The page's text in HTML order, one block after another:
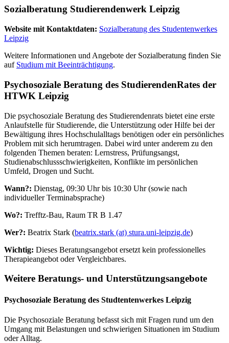
Sozialberatung Studierendenwerk Leipzig
Website mit Kontaktdaten: Sozialberatung des Studentenwerkes
Leipzig
Weitere Informationen und Angebote der Sozialberatung finden Sie
auf Studium mit Beeinträchtigung.
Psychosoziale Beratung des StudierendenRates der
HTWK Leipzig
Die psychosoziale Beratung des Studierendenrats bietet eine erste
Anlaufstelle für Studierende, die Unterstützung oder Hilfe bei der
Bewältigung ihres Hochschulalltags benötigen oder ein persönliches
Problem mit sich herumtragen. Dabei wird unter anderem zu den
folgenden Themen beraten: Lernstress, Prüfungsangst,
Studienabschlussschwierigkeiten, Konflikte im persönlichen
Umfeld, Drogen und Sucht.
Wann?: Dienstag, 09:30 Uhr bis 10:30 Uhr (sowie nach
individueller Terminabsprache)
Wo?: Trefftz-Bau, Raum TR B 1.47
Wer?: Beatrix Stark (beatrix.stark (at) stura.uni-leipzig.de)
Wichtig: Dieses Beratungsangebot ersetzt kein professionelles
Therapieangebot oder Vergleichbares.
Weitere Beratungs- und Unterstützungsangebote
Psychosoziale Beratung des Studtentenwerkes Leipzig
Die Psychosoziale Beratung befasst sich mit Fragen rund um den
Umgang mit Belastungen und schwierigen Situationen im Studium
oder Alltag.